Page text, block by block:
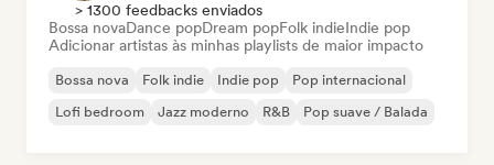
> 1300 feedbacks enviados
Bossa novaDance popDream popFolk indieIndie pop
Adicionar artistas às minhas playlists de maior impacto
Bossa nova Folk indie Indie pop
Pop internacional
Lofi bedroom
Jazz moderno R&B Pop suave / Balada